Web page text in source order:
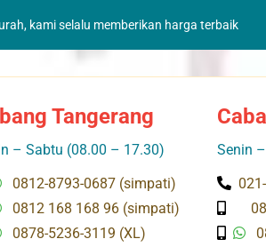
kami selalu memberikan harga terbaik
Tangerang
– Sabtu (08.00 – 17.30)
0812-8793-0687 (simpati)
0812 168 168 96 (simpati)
0878-5236-3119 (XL)
Senin